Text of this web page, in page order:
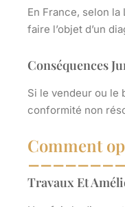
En France, selon
faire l’objet d’un
Conséquences
Si le vendeur ou le
conformité non
Comment
Travaux Et